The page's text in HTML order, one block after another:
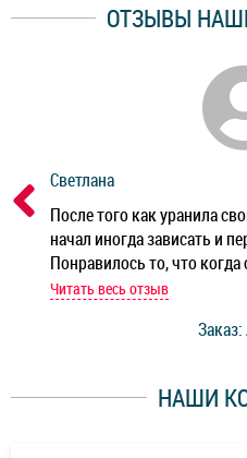
ОТЗЫВЫ
Светлана
После того как уранила
начал иногда зависать и
Понравилось то, что
мастер при мне сделал
работы и оперативность!
Читать весь отзыв
НАШИ